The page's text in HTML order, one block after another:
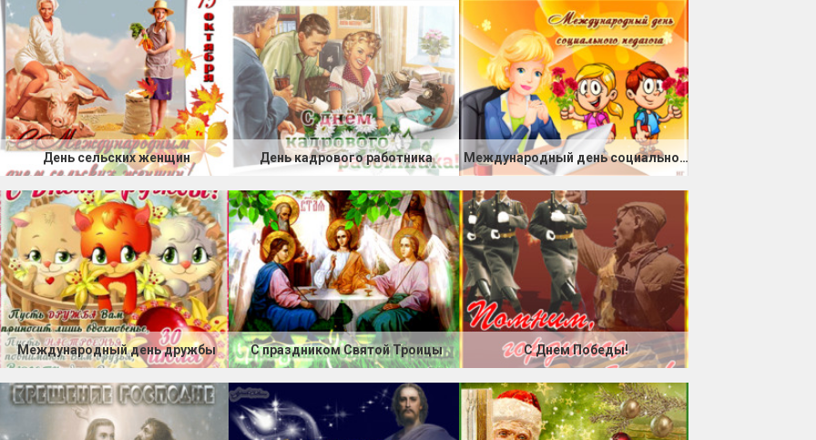
День сельских женщин День кадрового работника Международный день социального педагога
Международный день дружбы С праздником Святой Троицы С Днем Победы!